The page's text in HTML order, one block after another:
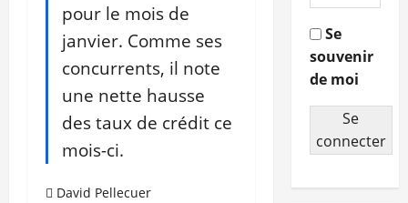
pour le mois de
janvier. Comme ses
concurrents, il note
une nette hausse
des taux de crédit ce
mois-ci.
David Pellecuer
Se
souvenir
de moi
Se
connecter